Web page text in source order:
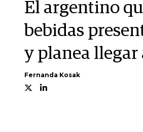
El argentino
bebidas
y planea llegar
Fernanda Kosak